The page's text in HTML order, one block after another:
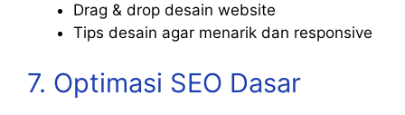
Drag & drop desain website
Tips desain agar menarik dan responsive
7. Optimasi SEO Dasar